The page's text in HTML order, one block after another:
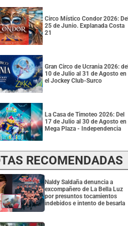
Circo Místico Condor 2026: Del
25 de Junio. Explanada Costa
21
Gran Circo de Ucrania 2026: del
10 de Julio al 31 de Agosto en
el Jockey Club-Surco
La Casa de Timoteo 2026: Del
17 de Julio al 30 de Agosto en
Mega Plaza - Independencia
RECOMENDADAS
Naldy Saldaña denuncia a
excompañero de La Bella Luz
por presuntos tocamientos
indebidos e intento de besarla